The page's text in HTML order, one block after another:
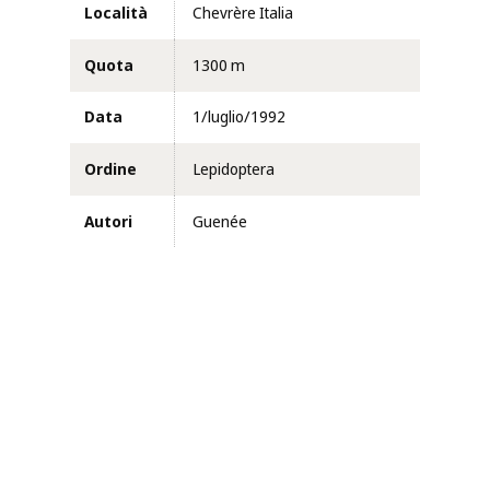
Località Chevrère Italia
Quota 1300 m
Data 1/luglio/1992
Ordine Lepidoptera
Autori Guenée